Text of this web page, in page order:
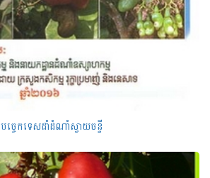
បច្ចេកទេសដាំដំណាំស្វាយចន្ទី